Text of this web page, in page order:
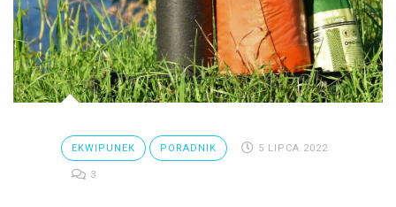
EKWIPUNEK PORADNIK 5 LIPCA 2022
3